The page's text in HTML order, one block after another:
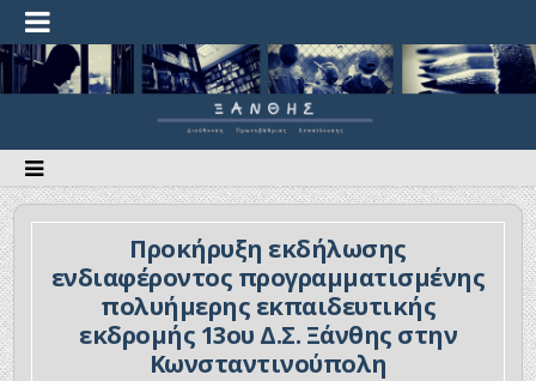
Προκήρυξη εκδήλωσης
ενδιαφέροντος προγραμματισμένης
πολυήμερης εκπαιδευτικής
εκδρομής 13ου Δ.Σ. Ξάνθης στην
Κωνσταντινούπολη